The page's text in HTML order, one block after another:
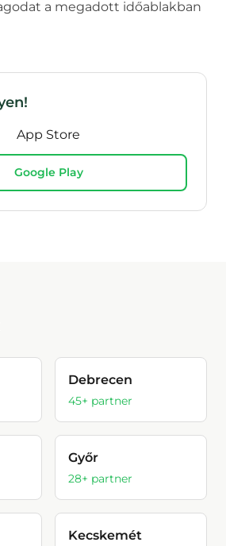
a megadott időablakban
App Store
Google Play
Debrecen
45+ partner
Győr
28+ partner
Kecskemét